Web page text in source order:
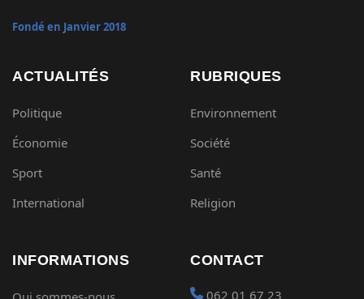
Fondé en Janvier 2018
ACTUALITÉS
Politique
Économie
Sport
International
RUBRIQUES
Environnement
Société
Santé
Religion
INFORMATIONS CONTACT
062 01 67 23